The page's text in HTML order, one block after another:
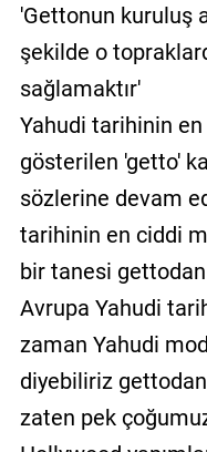
'Gettonun kuruluş
şekilde o
sağlamaktır'
Yahudi tarihinin
gösterilen 'getto'
sözlerine devam
tarihinin en ciddi
bir tanesi
Avrupa Yahudi
zaman Yahudi
diyebiliriz gettodan
zaten pek